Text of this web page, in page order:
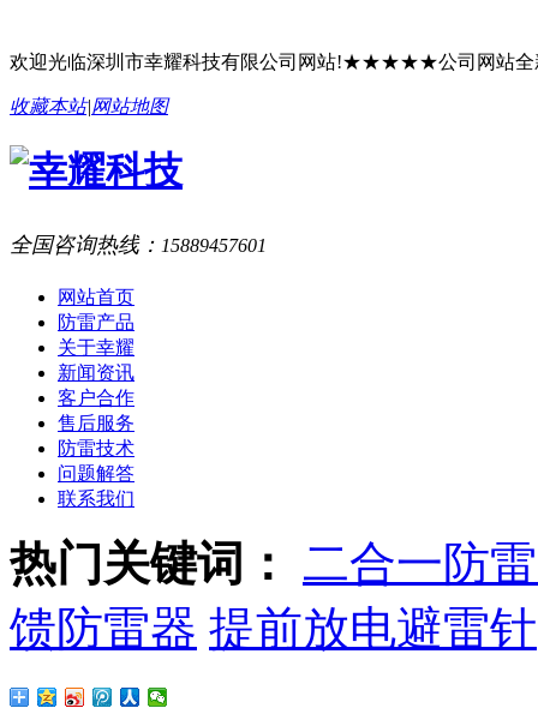
欢迎光临深圳市幸耀科技有限公司网站!★★★★★公司网站全
收藏本站|网站地图
全国咨询热线： 15889457601
网站首页
防雷产品
关于幸耀
新闻资讯
客户合作
售后服务
防雷技术
问题解答
联系我们
热门关键词：
二合一防
馈防雷器 提前放电避雷针